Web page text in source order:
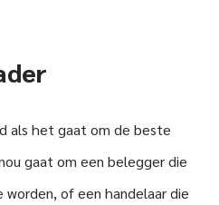
als het gaat om de beste
gaat om een belegger die
of een handelaar die